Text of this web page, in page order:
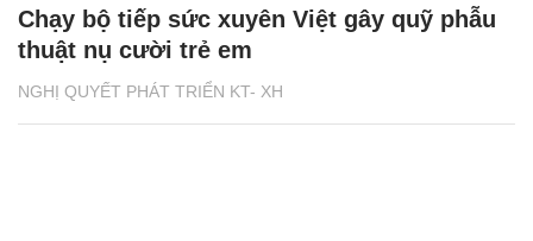
NGHỊ QUYẾT PHÁT TRIỂN KT- XH
Chạy bộ tiếp sức xuyên Việt gây quỹ phẫu
thuật nụ cười trẻ em